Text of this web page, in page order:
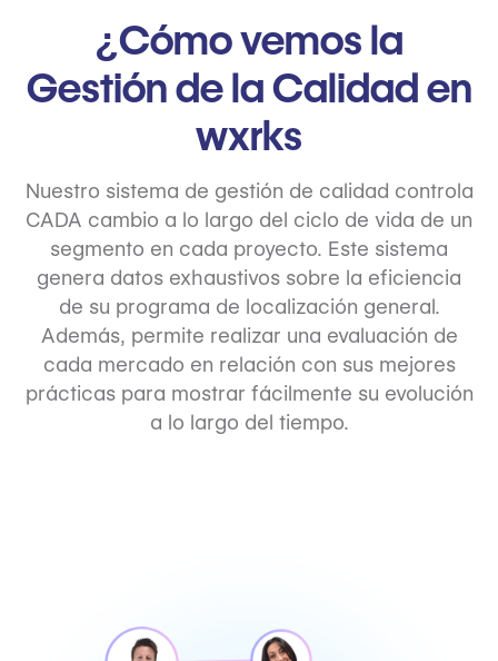
¿Cómo vemos la
Gestión de la Calidad en
wxrks
Nuestro sistema de gestión de calidad controla
CADA cambio a lo largo del ciclo de vida de un
segmento en cada proyecto. Este sistema
genera datos exhaustivos sobre la eficiencia
de su programa de localización general.
Además, permite realizar una evaluación de
cada mercado en relación con sus mejores
prácticas para mostrar fácilmente su evolución
a lo largo del tiempo.